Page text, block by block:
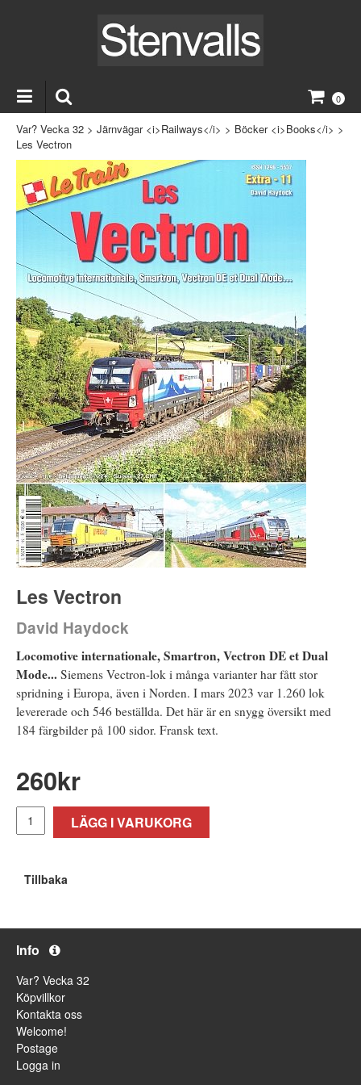
0
Var? Vecka 32 > Järnvägar <i>Railways</i> > Böcker <i>Books</i> >
Les Vectron
Les Vectron
David Haydock
Locomotive internationale, Smartron, Vectron DE et Dual
Mode... Siemens Vectron-lok i många varianter har fått stor
spridning i Europa, även i Norden. I mars 2023 var 1.260 lok
levererade och 546 beställda. Det här är en snygg översikt med
184 färgbilder på 100 sidor. Fransk text.
260kr
LÄGG I VARUKORG
Tillbaka
Info
Var? Vecka 32
Köpvillkor
Kontakta oss
Welcome!
Postage
Logga in